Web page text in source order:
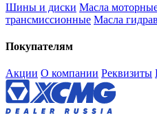
Шины и диски Масла
трансмиссионные Масла
Покупателям
Акции О компании Реквизиты